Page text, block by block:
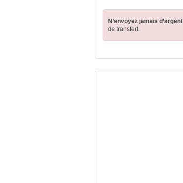
N’envoyez jamais d’argent
de transfert.